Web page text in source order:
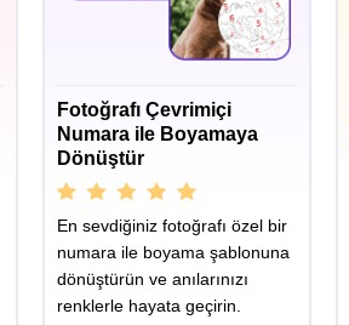
Fotoğrafı Çevrimiçi
Numara ile Boyamaya
Dönüştür
En sevdiğiniz fotoğrafı özel bir
numara ile boyama şablonuna
dönüştürün ve anılarınızı
renklerle hayata geçirin.